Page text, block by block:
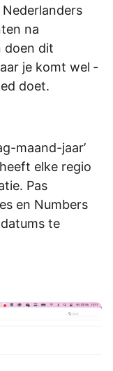
na
doen dit
je komt wel
doet.
maand-jaar’
elke regio
Pas
en Numbers
te